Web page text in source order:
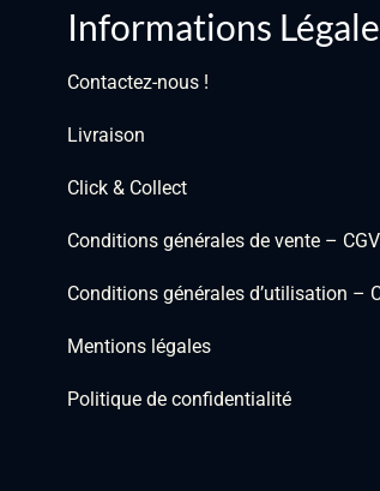
Informations
Contactez-nous !
Livraison
Click & Collect
Conditions générales de vente – CGV
Conditions générales d’utilisation –
Mentions légales
Politique de confidentialité